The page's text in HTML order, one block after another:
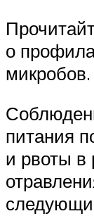
о
микробов.
питания
и рвоты в